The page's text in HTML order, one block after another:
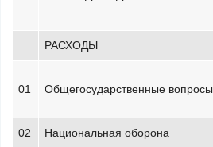
РАСХОДЫ
01 Общегосударственные вопросы
02 Национальная оборона